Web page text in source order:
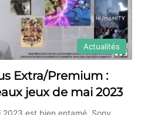
Actualités
Extra/Premium :
jeux de mai 2023
est bien entamé, Sony